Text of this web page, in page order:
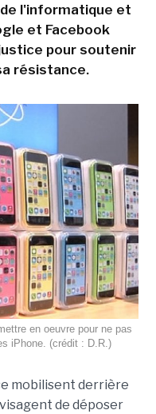
l'informatique et
et Facebook
pour soutenir
résistance.
en oeuvre pour ne pas
iPhone. (crédit : D.R.)
mobilisent derrière
de déposer